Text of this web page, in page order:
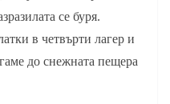
се буря.
в четвърти лагер и
до снежната пещера